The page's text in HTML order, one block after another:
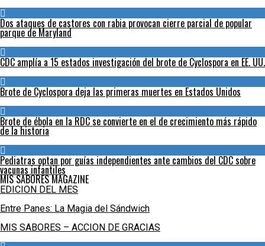
Dos ataques de castores con rabia provocan cierre parcial de popular
parque de Maryland
CDC amplía a 15 estados investigación del brote de Cyclospora en EE. UU.
Brote de Cyclospora deja las primeras muertes en Estados Unidos
Brote de ébola en la RDC se convierte en el de crecimiento más rápido
de la historia
Pediatras optan por guías independientes ante cambios del CDC sobre
vacunas infantiles
MIS SABORES MAGAZINE
EDICION DEL MES
Entre Panes: La Magia del Sándwich
MIS SABORES – ACCION DE GRACIAS